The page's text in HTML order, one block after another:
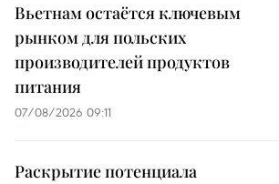
Вьетнам остаётся ключевым
рынком для польских
производителей продуктов
питания
07/08/2026 09:11
Раскрытие потенциала